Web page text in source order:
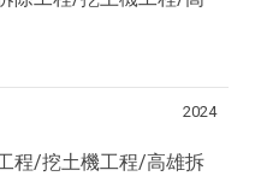
2024
程/挖土機工程/高雄拆